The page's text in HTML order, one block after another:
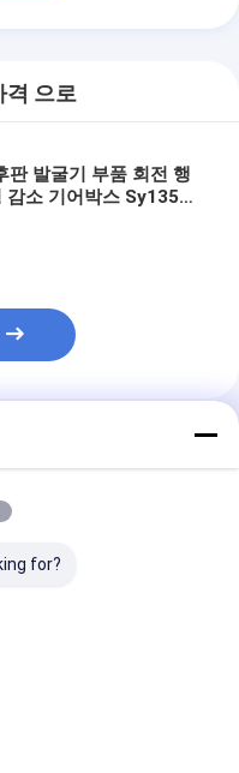
격 으로
판 발굴기 부품 회전 행
감소 기어박스 Sy135
for?